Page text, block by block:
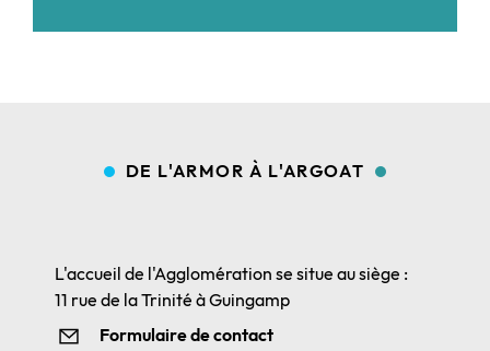
DE L'ARMOR À L'ARGOAT
L'accueil de l'Agglomération se situe au siège :
11 rue de la Trinité à Guingamp
Formulaire de contact